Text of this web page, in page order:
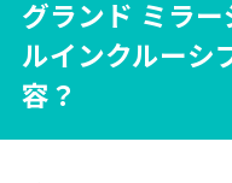
グランド ミラ
ルインクルーシ
容？